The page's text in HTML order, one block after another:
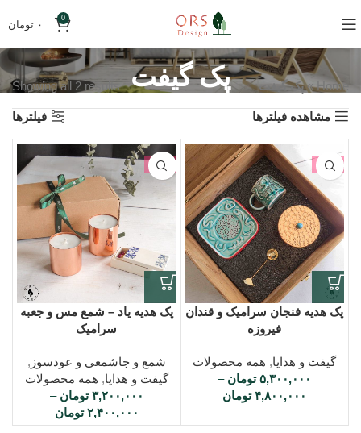
0
۰ تومان
پک گیفت Home
»پک گیفت Showing all 2 results
مشاهده فیلترها فیلترها
-2%
پک هدیه فنجان سرامیک و قندان
فیروزه
گیفت و هدایا, همه محصولات
۵,۳۰۰,۰۰۰ تومان –
۴,۸۰۰,۰۰۰ تومان
-6%
پک هدیه یاد – شمع مس و جعبه
سرامیک
شمع و جاشمعی و عودسوز ,
گیفت و هدایا, همه محصولات
۳,۲۰۰,۰۰۰ تومان –
۲,۴۰۰,۰۰۰ تومان